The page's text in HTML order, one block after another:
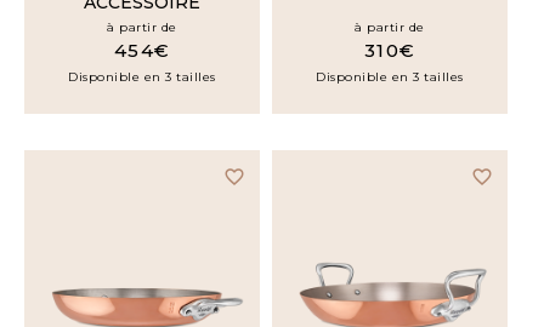
PRIX
200€
à
400€
à partir de
454€
Disponible en 3 tailles
à partir de
310€
Disponible en 3 tailles
favorite_border favorite_border